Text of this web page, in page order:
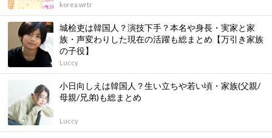
korea.wrtr
城桧吏は韓国人？演技下手？本名や身長・実家と家
族・声変わりした現在の活躍も総まとめ【万引き家族
の子役】
Luccy
小日向しえは韓国人？生い立ちや若い頃・家族(父親/
母親/兄弟)も総まとめ
Luccy